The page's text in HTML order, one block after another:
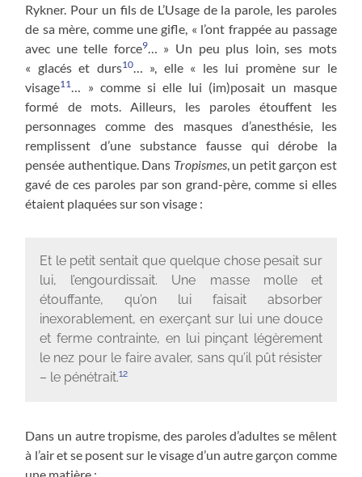
Rykner. Pour un fils de L’Usage de la parole, les paroles
de sa mère, comme une gifle, « l’ont frappée au passage
avec une telle force9… » Un peu plus loin, ses mots
« glacés et durs10… », elle « les lui promène sur le
visage11… » comme si elle lui (im)posait un masque
formé de mots. Ailleurs, les paroles étouffent les
personnages comme des masques d’anesthésie, les
remplissent d’une substance fausse qui dérobe la
pensée authentique. Dans Tropismes, un petit garçon est
gavé de ces paroles par son grand-père, comme si elles
étaient plaquées sur son visage :
Et le petit sentait que quelque chose pesait sur
lui, l’engourdissait. Une masse molle et
étouffante, qu’on lui faisait absorber
inexorablement, en exerçant sur lui une douce
et ferme contrainte, en lui pinçant légèrement
le nez pour le faire avaler, sans qu’il pût résister
– le pénétrait.12
Dans un autre tropisme, des paroles d’adultes se mêlent
à l’air et se posent sur le visage d’un autre garçon comme